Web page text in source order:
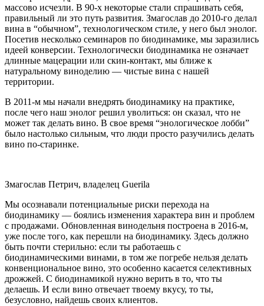
массово исчезли. В 90-х некоторые стали спрашивать себя,
правильный ли это путь развития. Змагослав до 2010-го делал
вина в “обычном”, технологическом стиле, у него был энолог.
Посетив несколько семинаров по биодинамике, мы заразились
идеей конверсии. Технологически биодинамика не означает
длинные мацерации или скин-контакт, мы ближе к
натуральному виноделию — чистые вина с нашей
территории.
В 2011-м мы начали внедрять биодинамику на практике,
после чего наш энолог решил уволиться: он сказал, что не
может так делать вино. В свое время “энологическое лобби”
было настолько сильным, что люди просто разучились делать
вино по-старинке.
Змагослав Петрич, владелец Guerila
Мы осознавали потенциальные риски перехода на
биодинамику — боялись изменения характера вин и проблем
с продажами. Обновленная винодельня построена в 2016-м,
уже после того, как перешли на биодинамику. Здесь должно
быть почти стерильно: если ты работаешь с
биодинамическими винами, в том же погребе нельзя делать
конвенциональное вино, это особенно касается селективных
дрожжей. С биодинамикой нужно верить в то, что ты
делаешь. И если вино отвечает твоему вкусу, то ты,
безусловно, найдешь своих клиентов.